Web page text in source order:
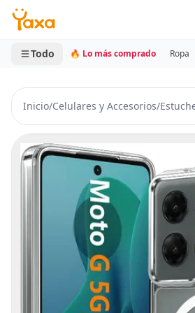
MINI CARRITO
0 productos
Todo 🔥 Lo más comprado Ropa
Inicio/Celulares y Accesorios/